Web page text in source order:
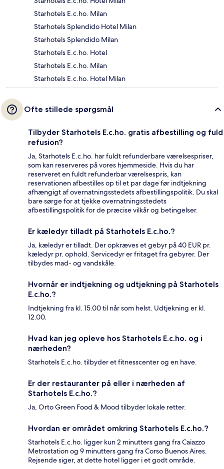
Starhotels E.c.ho. Milan
Starhotels Splendido Hotel Milan
Starhotels Splendido Milan
Starhotels E.c.ho. Hotel
Starhotels E.c.ho. Milan
Starhotels E.c.ho. Hotel Milan
Ofte stillede spørgsmål
Tilbyder Starhotels E.c.ho. gratis afbestilling og fuld
refusion?
Ja, Starhotels E.c.ho. har fuldt refunderbare værelsespriser,
som kan reserveres på vores hjemmeside. Hvis du har
reserveret en fuldt refunderbar værelsespris, kan
reservationen afbestilles op til et par dage før indtjekning
afhængigt af overnatningsstedets afbestillingspolitik. Du skal
bare sørge for at tjekke overnatningsstedets
afbestillingspolitik for de præcise vilkår og betingelser.
Er kæledyr tilladt på Starhotels E.c.ho.?
Ja, kæledyr er tilladt. Der opkræves et gebyr på 40 EUR pr.
kæledyr pr. ophold. Servicedyr er fritaget fra gebyrer. Der
tilbydes mad- og vandskåle.
Hvornår er indtjekning og udtjekning på Starhotels
E.c.ho.?
Indtjekning fra kl. 15.00 til når som helst. Udtjekning er kl.
12.00.
Hvad kan jeg opleve hos Starhotels E.c.ho. og i
nærheden?
Starhotels E.c.ho. tilbyder et fitnesscenter og en have.
Er der restauranter på eller i nærheden af
Starhotels E.c.ho.?
Ja, Orto Green Food & Mood tilbyder lokale retter.
Hvordan er området omkring Starhotels E.c.ho.?
Starhotels E.c.ho. ligger kun 2 minutters gang fra Caiazzo
Metrostation og 9 minutters gang fra Corso Buenos Aires.
Rejsende siger, at dette hotel ligger i et godt område.